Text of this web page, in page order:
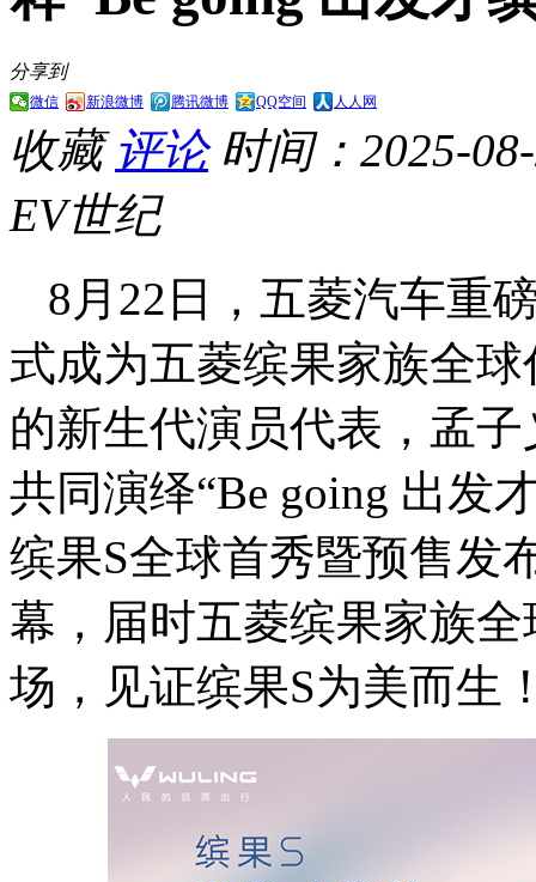
分享到
微信 新浪微博 腾讯微博 QQ空间 人人网
收藏 评论 时间：2025-
EV世纪
8月22日，五菱汽车重
式成为五菱缤果家族全
的新生代演员代表，孟
共同演绎“Be going 出发
缤果S全球首秀暨预售发
幕，届时五菱缤果家族
场，见证缤果S为美而生